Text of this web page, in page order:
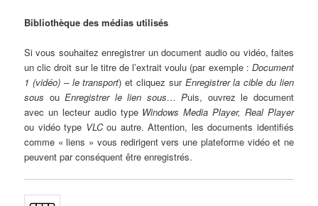
Bibliothèque des médias utilisés
Si vous souhaitez enregistrer un document audio ou vidéo, faites
un clic droit sur le titre de l’extrait voulu (par exemple : Document
1 (vidéo) – le transport) et cliquez sur Enregistrer la cible du lien
sous ouEnregistrer le lien sous… Puis, ouvrez le document
avec un lecteur audio typeWindows Media Player, Real Player
ou vidéo type VLCou autre. Attention, les documents identifiés
comme « liens » vous redirigent vers une plateforme vidéo et ne
peuvent par conséquent être enregistrés.